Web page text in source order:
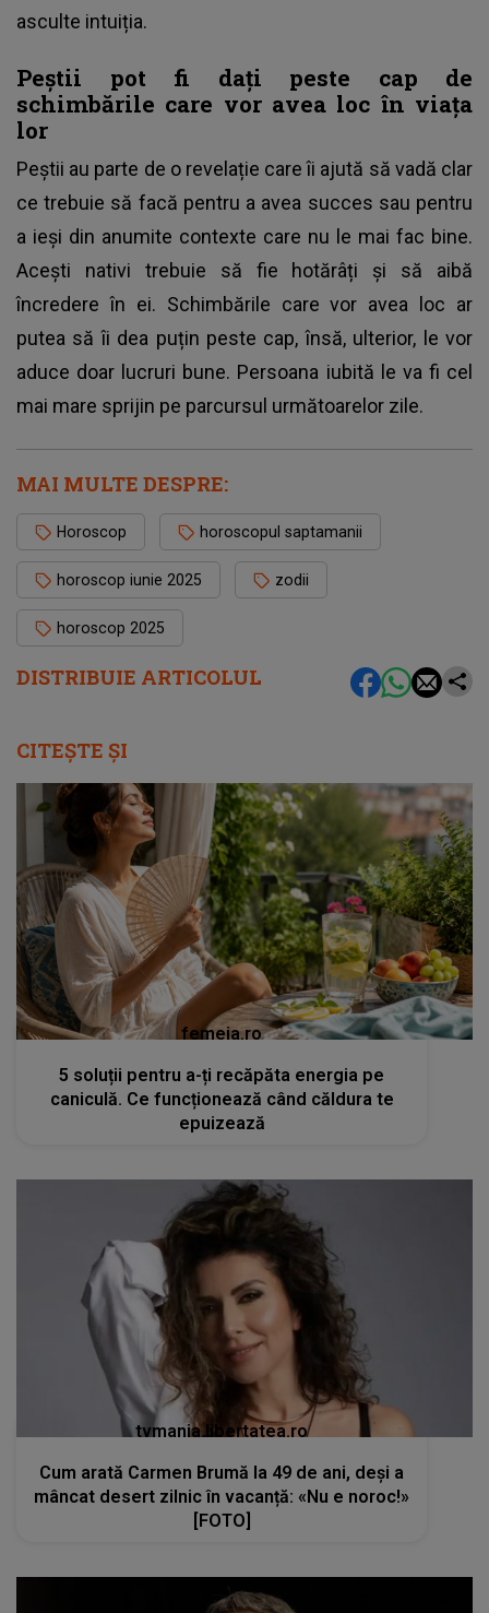
DISTRIBUIE ARTICOLUL
asculte intuiția.
Peștii pot fi dați peste cap de
schimbările care vor avea loc în viața
lor
Peștii au parte de o revelație care îi ajută să vadă clar
ce trebuie să facă pentru a avea succes sau pentru
a ieși din anumite contexte care nu le mai fac bine.
Acești nativi trebuie să fie hotărâți și să aibă
încredere în ei. Schimbările care vor avea loc ar
putea să îi dea puțin peste cap, însă, ulterior, le vor
aduce doar lucruri bune. Persoana iubită le va fi cel
mai mare sprijin pe parcursul următoarelor zile.
MAI MULTE DESPRE:
Horoscop horoscopul saptamanii
horoscop iunie 2025 zodii
horoscop 2025
CITEȘTE ȘI
femeia.ro
5 soluții pentru a-ți recăpăta energia pe
caniculă. Ce funcționează când căldura te
epuizează
tvmania.libertatea.ro
Cum arată Carmen Brumă la 49 de ani, deși a
mâncat desert zilnic în vacanță: «Nu e noroc!»
[FOTO]